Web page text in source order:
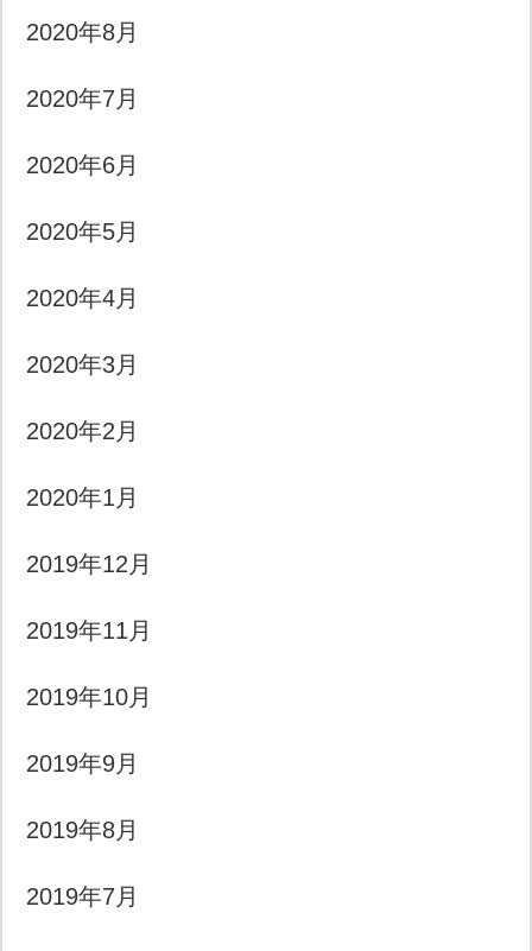
2020年8月
2020年7月
2020年6月
2020年5月
2020年4月
2020年3月
2020年2月
2020年1月
2019年12月
2019年11月
2019年10月
2019年9月
2019年8月
2019年7月